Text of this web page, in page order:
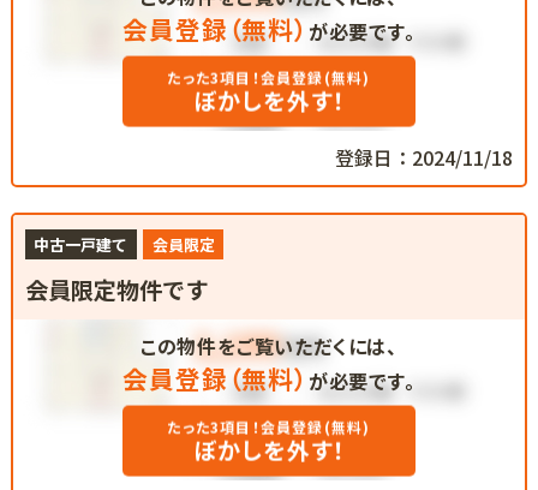
会員登録（無料） が必要です。
たった3項目！会員登録(無料)
ぼかしを外す！
登録日：2024/11/18
中古一戸建て 会員限定
会員限定物件です
この物件をご覧いただくには、
会員登録（無料） が必要です。
たった3項目！会員登録(無料)
ぼかしを外す！